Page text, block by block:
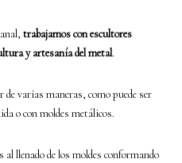
trabajamos con escultores
y artesanía del metal.
de varias maneras, como puede ser
o con moldes metálicos.
al llenado de los moldes conformando